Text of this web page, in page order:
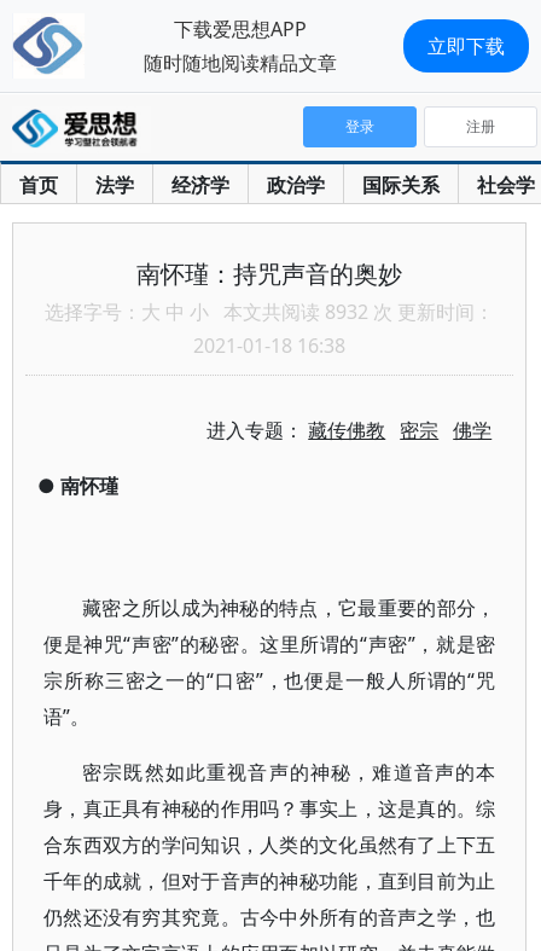
首页 法学 经济学 政治学 国际关系 社会学
登录 注册
南怀瑾：持咒声音的奥妙
选择字号： 大 中 小 本文共阅读 8932 次 更新时间：
2021-01-18 16:38
进入专题：藏传佛教 密宗 佛学
● 南怀瑾
藏密之所以成为神秘的特点，它最重要的部分，
便是神咒“声密”的秘密。这里所谓的“声密”，就是密
宗所称三密之一的“口密”，也便是一般人所谓的“咒
语”。
密宗既然如此重视音声的神秘，难道音声的本
身，真正具有神秘的作用吗？事实上，这是真的。综
合东西双方的学问知识，人类的文化虽然有了上下五
千年的成就，但对于音声的神秘功能，直到目前为止
仍然还没有穷其究竟。古今中外所有的音声之学，也
下载爱思想APP
随时随地阅读精品文章
立即下载